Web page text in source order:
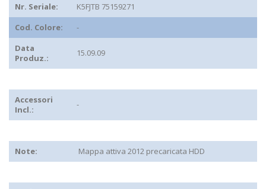
Nr. Seriale:
K5FJTB 75159271
Cod. Colore:
-
Data
Produz.:
15.09.09
Accessori
Incl.:
-
Note: Mappa attiva 2012 precaricata HDD